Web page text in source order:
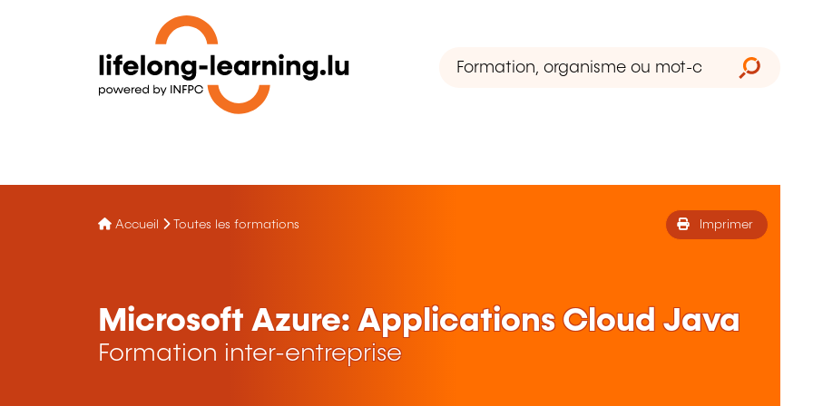
Accueil Toutes les formations Imprimer
Microsoft Azure: Applications Cloud Java
Formation inter-entreprise